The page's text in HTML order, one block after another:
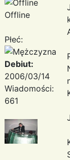
Offline
Płeć:
Debiut:
2006/03/14
Wiadomości:
661